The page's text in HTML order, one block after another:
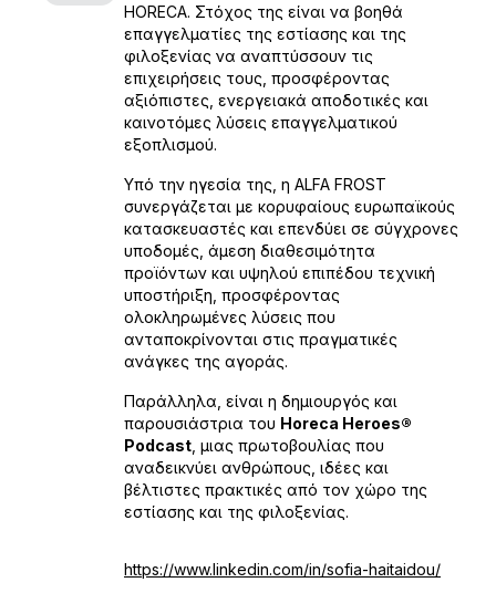
HORECA. Στόχος της είναι να βοηθά
επαγγελματίες της εστίασης και της
φιλοξενίας να αναπτύσσουν τις
επιχειρήσεις τους, προσφέροντας
αξιόπιστες, ενεργειακά αποδοτικές και
καινοτόμες λύσεις επαγγελματικού
εξοπλισμού.
Υπό την ηγεσία της, η ALFA FROST
συνεργάζεται με κορυφαίους ευρωπαϊκούς
κατασκευαστές και επενδύει σε σύγχρονες
υποδομές, άμεση διαθεσιμότητα
προϊόντων και υψηλού επιπέδου τεχνική
υποστήριξη, προσφέροντας
ολοκληρωμένες λύσεις που
ανταποκρίνονται στις πραγματικές
ανάγκες της αγοράς.
Παράλληλα, είναι η δημιουργός και
παρουσιάστρια του Horeca Heroes®
Podcast , μιας πρωτοβουλίας που
αναδεικνύει ανθρώπους, ιδέες και
βέλτιστες πρακτικές από τον χώρο της
εστίασης και της φιλοξενίας.
https://www.linkedin.com/in/sofia-haitaidou/